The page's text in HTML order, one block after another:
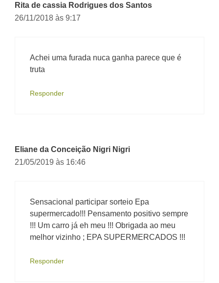
Rita de cassia Rodrigues dos Santos
26/11/2018 às 9:17
Achei uma furada nuca ganha parece que é
truta
Responder
Eliane da Conceição Nigri Nigri
21/05/2019 às 16:46
Sensacional participar sorteio Epa
supermercado!!! Pensamento positivo sempre
!!! Um carro já eh meu !!! Obrigada ao meu
melhor vizinho ; EPA SUPERMERCADOS !!!
Responder